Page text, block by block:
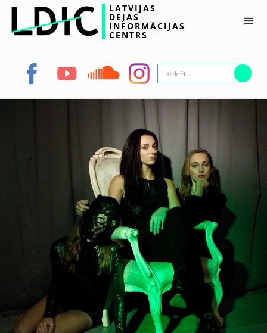
LATVIJAS
DEJAS
INFORMĀCIJAS
CENTRS